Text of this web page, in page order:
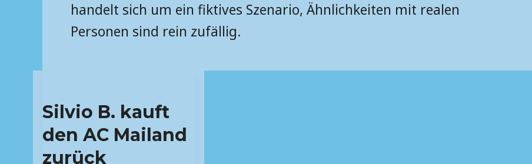
handelt sich um ein fiktives Szenario, Ähnlichkeiten mit realen
Personen sind rein zufällig.
Silvio B. kauft
den AC Mailand
zurück
kauft
den
AC
Mailand